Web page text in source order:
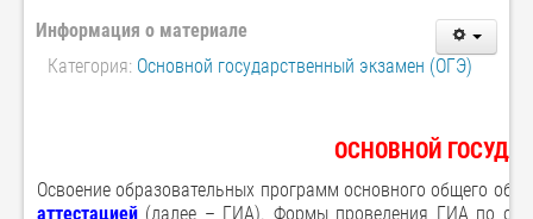
Информация о материале
Категория: Основной государственный экзамен (ОГЭ)
ОСНОВНОЙ
Освоение образовательных программ основного общего
аттестацией (далее – ГИА). Формы проведения ГИА по